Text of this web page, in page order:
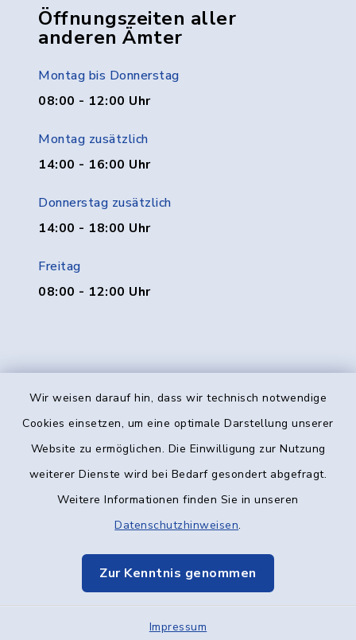
Wir weisen darauf hin, dass wir technisch notwendige
Cookies einsetzen, um eine optimale Darstellung unserer
Website zu ermöglichen. Die Einwilligung zur Nutzung
weiterer Dienste wird bei Bedarf gesondert abgefragt.
Weitere Informationen finden Sie in unseren
Datenschutzhinweisen.
Zur Kenntnis genommen
Impressum
Öffnungszeiten aller
anderen Ämter
Montag bis Donnerstag
08:00 - 12:00 Uhr
Montag zusätzlich
14:00 - 16:00 Uhr
Donnerstag zusätzlich
14:00 - 18:00 Uhr
Freitag
08:00 - 12:00 Uhr
Kontakt
Datenschutz
Elektronische Kommunikation
Sitemap